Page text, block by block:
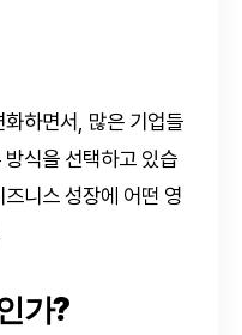
하면서, 많은 기업들
식을 선택하고 있습
니스 성장에 어떤 영
가?